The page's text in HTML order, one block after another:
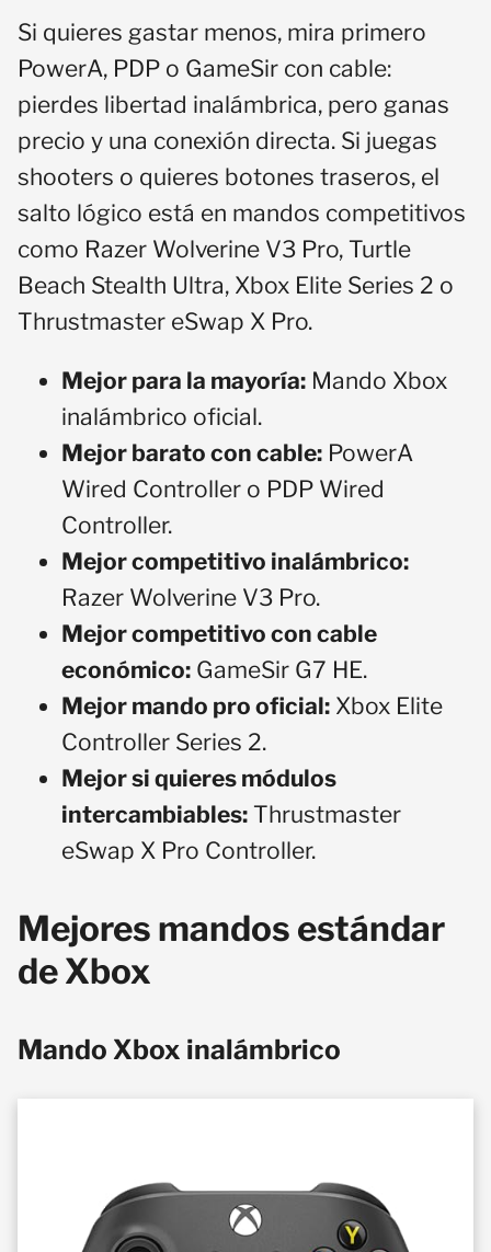
Si quieres gastar menos, mira primero
PowerA, PDP o GameSir con cable:
pierdes libertad inalámbrica, pero ganas
precio y una conexión directa. Si juegas
shooters o quieres botones traseros, el
salto lógico está en mandos competitivos
como Razer Wolverine V3 Pro, Turtle
Beach Stealth Ultra, Xbox Elite Series 2 o
Thrustmaster eSwap X Pro.
Mejor para la mayoría: Mando Xbox
inalámbrico oficial.
Mejor barato con cable: PowerA
Wired Controller o PDP Wired
Controller.
Mejor competitivo inalámbrico:
Razer Wolverine V3 Pro.
Mejor competitivo con cable
económico: GameSir G7 HE.
Mejor mando pro oficial: Xbox Elite
Controller Series 2.
Mejor si quieres módulos
intercambiables: Thrustmaster
eSwap X Pro Controller.
Mejores mandos estándar
de Xbox
Mando Xbox inalámbrico